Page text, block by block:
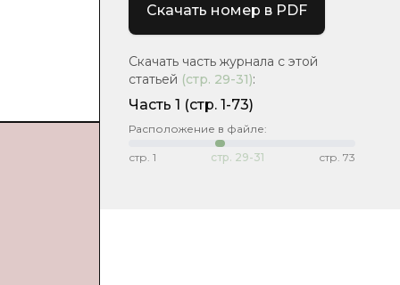
Скачать номер в PDF
Скачать часть журнала с этой
статьей (стр. 29-31):
Часть 1 (стр. 1-73)
Расположение в файле:
стр. 1 стр. 29-31 стр. 73